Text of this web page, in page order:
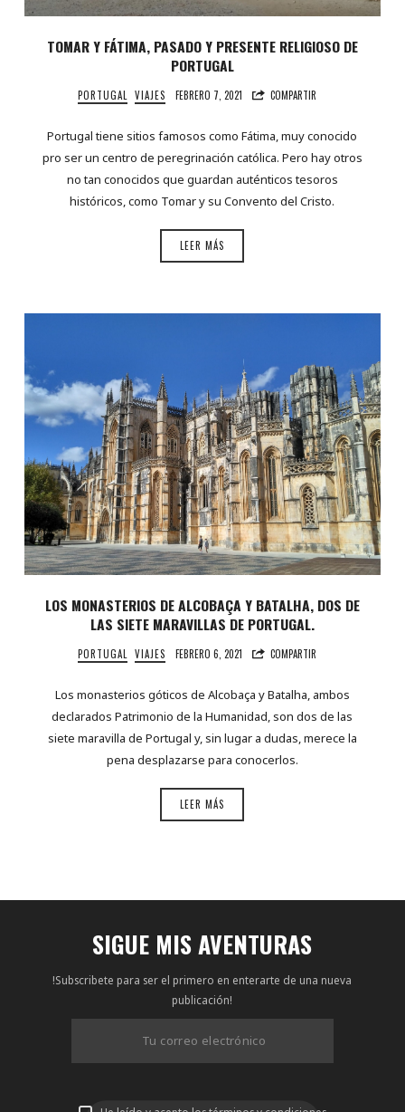
TOMAR Y FÁTIMA, PASADO Y PRESENTE RELIGIOSO DE
PORTUGAL
PORTUGAL VIAJES FEBRERO 7, 2021 COMPARTIR
Portugal tiene sitios famosos como Fátima, muy conocido
pro ser un centro de peregrinación católica. Pero hay otros
no tan conocidos que guardan auténticos tesoros
históricos, como Tomar y su Convento del Cristo.
LEER MÁS
LOS MONASTERIOS DE ALCOBAÇA Y BATALHA, DOS DE
LAS SIETE MARAVILLAS DE PORTUGAL.
PORTUGAL VIAJES FEBRERO 6, 2021 COMPARTIR
Los monasterios góticos de Alcobaça y Batalha, ambos
declarados Patrimonio de la Humanidad, son dos de las
siete maravilla de Portugal y, sin lugar a dudas, merece la
pena desplazarse para conocerlos.
LEER MÁS
SIGUE MIS AVENTURAS
!Subscribete para ser el primero en enterarte de una nueva
publicación!